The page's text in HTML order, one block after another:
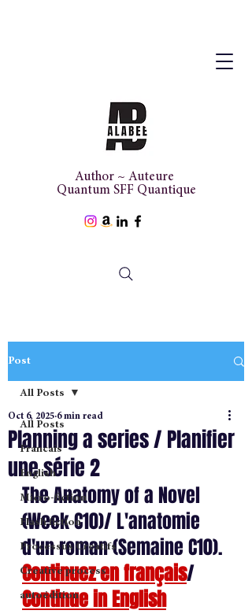
Author ~ Auteure
Quantum SFF Quantique
Post
All Posts
Francais
English
Micro-fiction
Flash fiction
Processus Creatifs
Creative process
autoédition
All Posts
Planning a series / Planifier
une série 2
Oct 6, 2025 6 min read
The Anatomy of a Novel
(Week C10)/ L'anatomie
d'un roman (Semaine C10).
Continuez en français/
Continue in English